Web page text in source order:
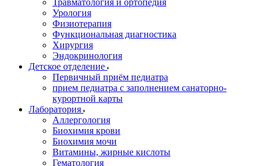
Травматология и ортопедия
Урология
Физиотерапия
Функциональная диагностика
Хирургия
Эндокринология
Детское отделение
Первичный приём педиатра
прием педиатра с заполнением санаторно-
курортной карты
Лаборатория
Аллергология
Биохимия крови
Биохимия мочи
Витамины, жирные кислоты
Гематология